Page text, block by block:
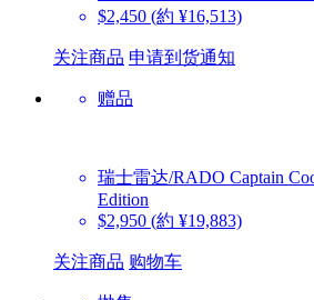
$2,450 (約 ¥16,513)
关注商品 申请到货通知
赠品
瑞士雷达/RADO Captain
Edition
$2,950 (約 ¥19,883)
关注商品 购物车